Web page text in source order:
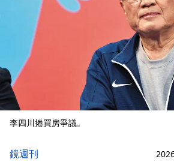
李四川捲買房爭議。
鏡週刊